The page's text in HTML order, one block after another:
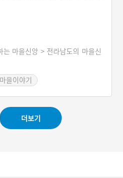
는 마을신앙 > 전라남도의 마을신
을이야기
더보기